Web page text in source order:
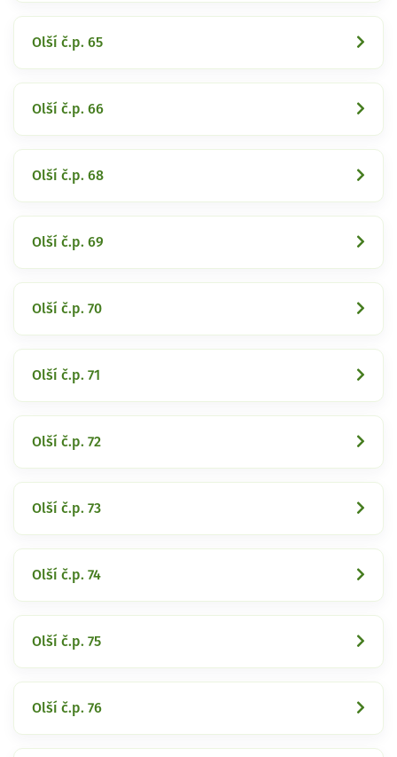
Olší č.p. 65
Olší č.p. 66
Olší č.p. 68
Olší č.p. 69
Olší č.p. 70
Olší č.p. 71
Olší č.p. 72
Olší č.p. 73
Olší č.p. 74
Olší č.p. 75
Olší č.p. 76